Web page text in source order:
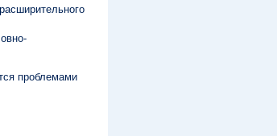
проблемами